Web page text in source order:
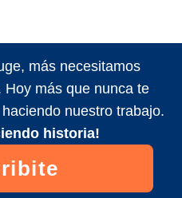
más necesitamos
más que nunca te
nuestro trabajo.
historia!